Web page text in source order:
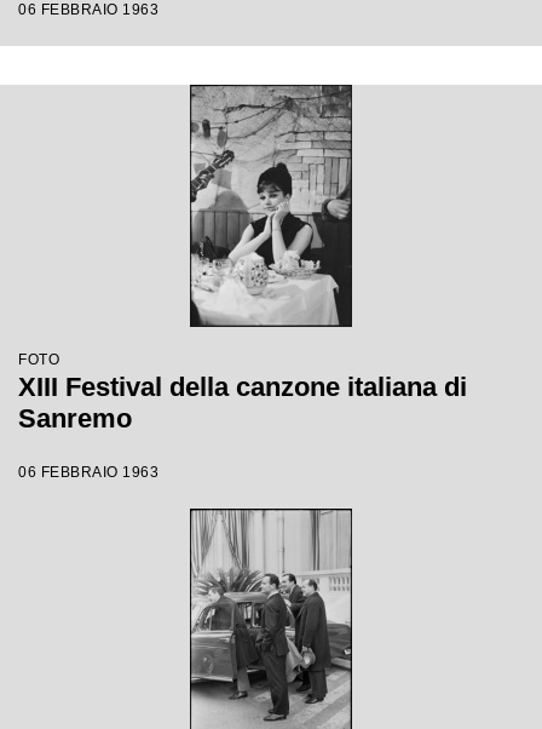
06 FEBBRAIO 1963
FOTO
XIII Festival della canzone italiana di
Sanremo
06 FEBBRAIO 1963